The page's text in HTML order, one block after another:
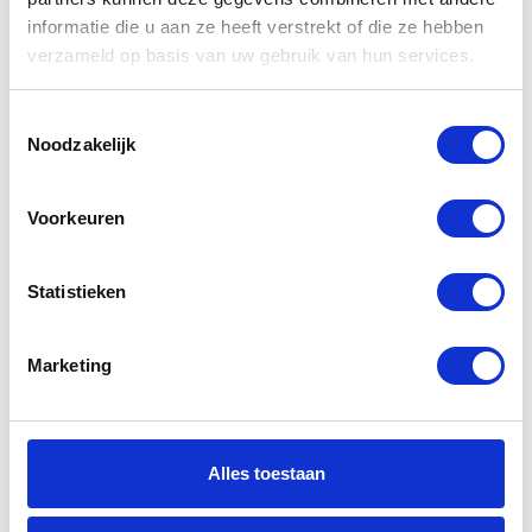
informatie die u aan ze heeft verstrekt of die ze hebben
verzameld op basis van uw gebruik van hun services.
Noodzakelijk
Voorkeuren
Statistieken
Marketing
Alles toestaan
producten
2 Sauer KRW
€379,99
Oorspronkelijke
prijs
was:
€249,95
Huidige
prijs
is: